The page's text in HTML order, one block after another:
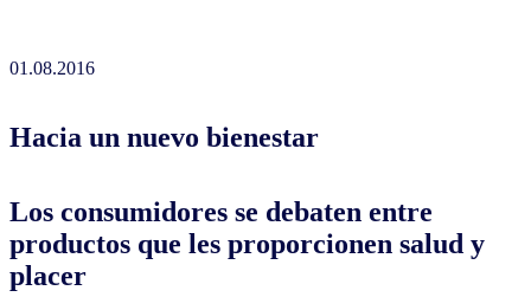
01.08.2016
Hacia un nuevo bienestar
Los consumidores se debaten entre
productos que les proporcionen salud y
placer